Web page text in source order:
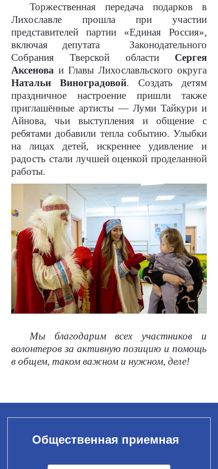
Торжественная передача подарков в
Лихославле прошла при участии
представителей партии «Единая Россия»,
включая депутата
Законодательного
Собрания Тверской области Сергея
Аксенова и Главы Лихославльского округа
Натальи Виноградовой. Создать детям
праздничное настроение пришли также
приглашённые артисты — Луми Тайкури и
Айнова, чьи выступления и общение с
ребятами добавили тепла событию. Улыбки
на лицах детей, искреннее удивление и
радость стали лучшей оценкой проделанной
работы.
Мы благодарим всех участников и
волонтеров за активную позицию и помощь
в общем, таком важном и нужном, деле!
Общественная приемная